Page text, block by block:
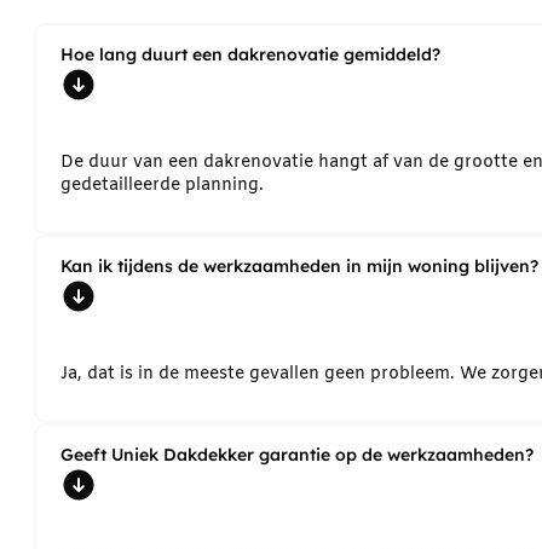
Hoe lang duurt een dakrenovatie gemiddeld?
De duur van een dakrenovatie hangt af van de grootte
gedetailleerde planning.
Kan ik tijdens de werkzaamheden in mijn woning blijven?
Ja, dat is in de meeste gevallen geen probleem. We
Geeft Uniek Dakdekker garantie op de werkzaamheden?